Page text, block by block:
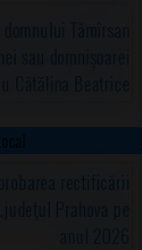
Tămîrsan
sau domnișoarei
Cătălina Beatrice
rectificării
Prahova pe
anul 2026